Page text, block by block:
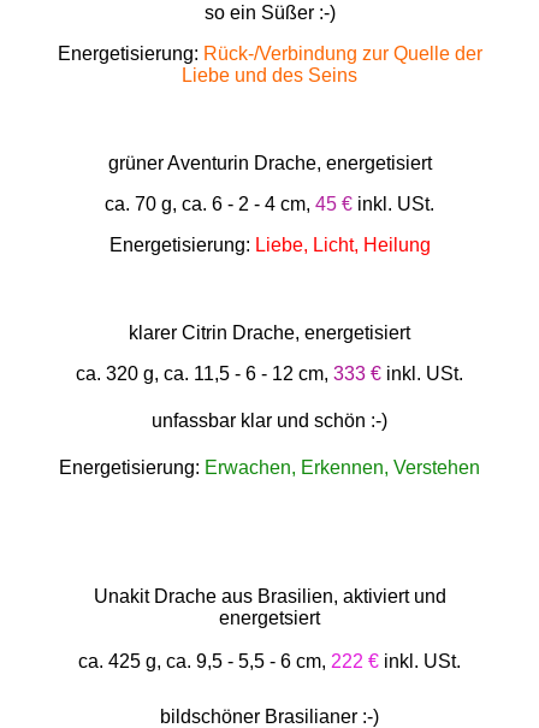
so ein Süßer :-)
Energetisierung: Rück-/Verbindung zur Quelle der
Liebe und des Seins
grüner Aventurin Drache, energetisiert
ca. 70 g, ca. 6 - 2 - 4 cm, 45 € inkl. USt.
Energetisierung: Liebe, Licht, Heilung
klarer Citrin Drache, energetisiert
ca. 320 g, ca. 11,5 - 6 - 12 cm, 333 € inkl. USt.
unfassbar klar und schön :-)
Energetisierung: Erwachen, Erkennen, Verstehen
Unakit Drache aus Brasilien, aktiviert und
energetsiert
ca. 425 g, ca. 9,5 - 5,5 - 6 cm, 222 € inkl. USt.
bildschöner Brasilianer :-)